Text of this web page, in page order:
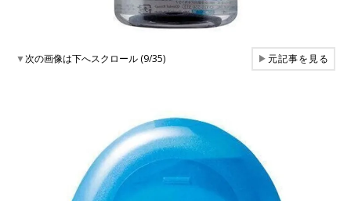
▼次の画像は下へスクロール (9/35) ▶元記事を見る